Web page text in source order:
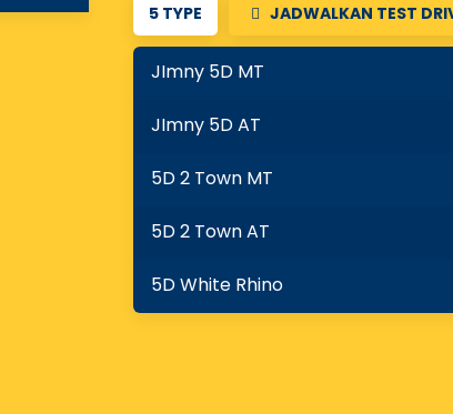
5 TYPE JADWALKAN TEST
JImny 5D MT
JImny 5D AT
5D 2 Town MT
5D 2 Town AT
5D White Rhino